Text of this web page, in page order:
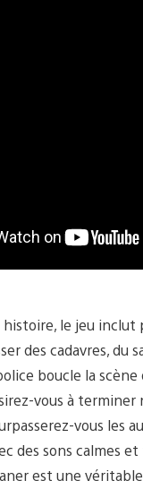
histoire, le jeu inclut
des cadavres, du
boucle la scène
vous à terminer
vous les
des sons calmes
est une